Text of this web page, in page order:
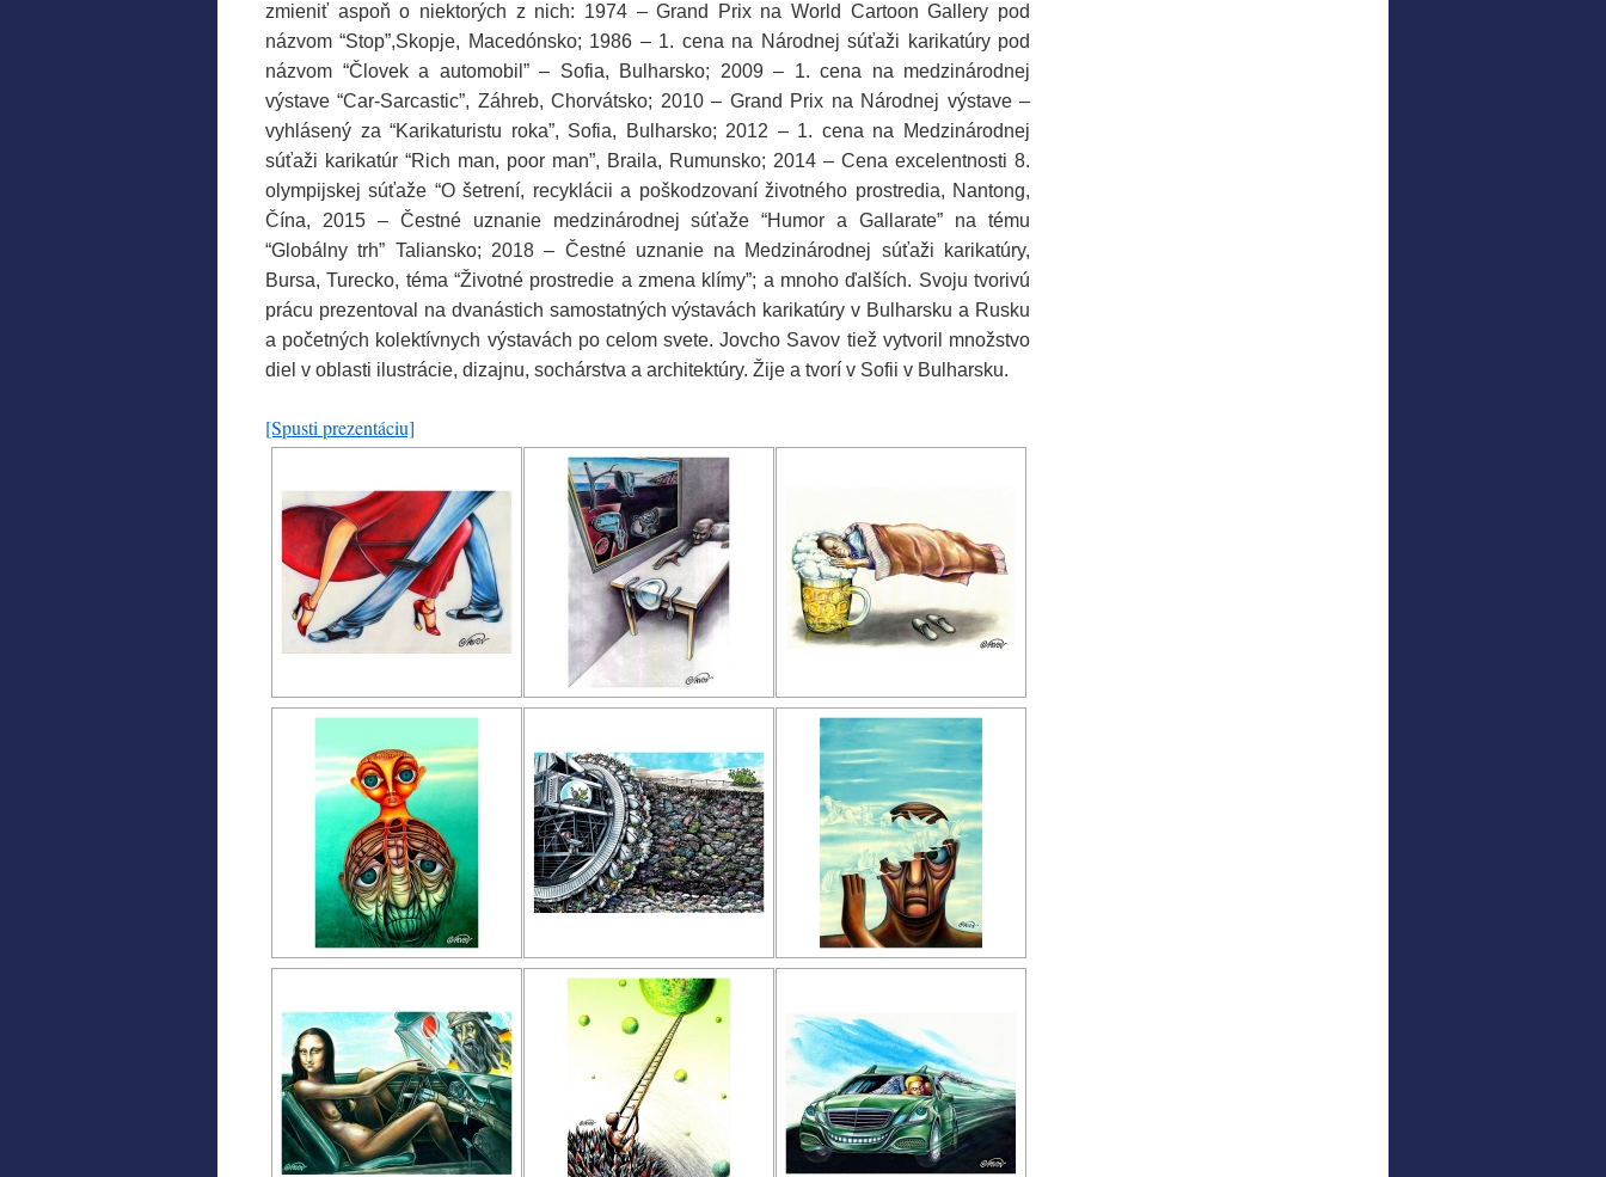
zmieniť aspoň o niektorých z nich: 1974 – Grand Prix na World Cartoon Gallery pod
názvom “Stop”,Skopje, Macedónsko; 1986 – 1. cena na Národnej súťaži karikatúry pod
názvom “Človek a automobil” – Sofia, Bulharsko; 2009 – 1. cena na medzinárodnej
výstave “Car-Sarcastic”, Záhreb, Chorvátsko; 2010 – Grand Prix na Národnej výstave –
vyhlásený za “Karikaturistu roka”, Sofia, Bulharsko; 2012 – 1. cena na Medzinárodnej
súťaži karikatúr “Rich man, poor man”, Braila, Rumunsko; 2014 – Cena excelentnosti 8.
olympijskej súťaže “O šetrení, recyklácii a poškodzovaní životného prostredia, Nantong,
Čína, 2015 – Čestné uznanie medzinárodnej súťaže “Humor a Gallarate” na tému
“Globálny trh” Taliansko; 2018 – Čestné uznanie na Medzinárodnej súťaži karikatúry,
Bursa, Turecko, téma “Životné prostredie a zmena klímy”; a mnoho ďalších. Svoju tvorivú
prácu prezentoval na dvanástich samostatných výstavách karikatúry v Bulharsku a Rusku
a početných kolektívnych výstavách po celom svete.Jovcho Savov tiež vytvoril množstvo
diel v oblasti ilustrácie, dizajnu, sochárstva a architektúry. Žije a tvorí v Sofii v Bulharsku.
[Spusti prezentáciu]